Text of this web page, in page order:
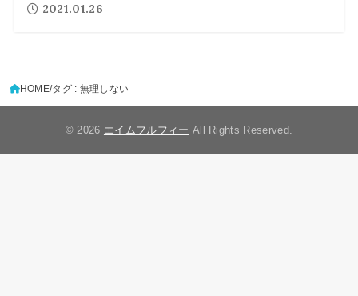
2021.01.26
HOME タグ : 無理しない
© 2026 エイムフルフィー All Rights Reserved.